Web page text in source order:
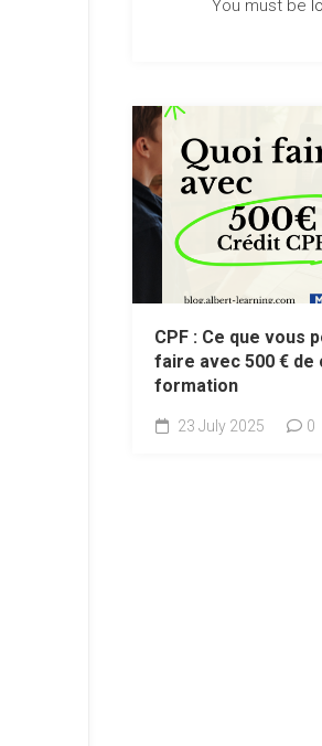
You must be
CPF : Ce que vous
faire avec 500 € de
formation
23 July 2025 0